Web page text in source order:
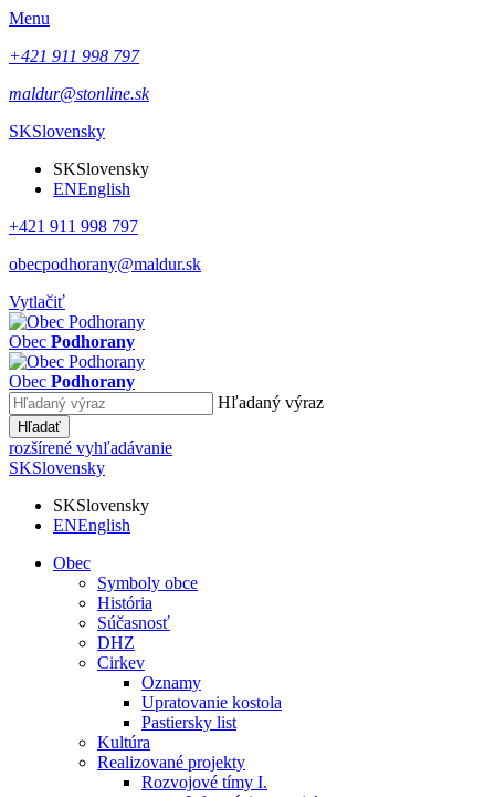
Menu
+421 911 998 797
maldur@stonline.sk
SKSlovensky
SKSlovensky
ENEnglish
+421 911 998 797
obecpodhorany@maldur.sk
Vytlačiť
Obec Podhorany
Obec Podhorany
Hľadaný výraz
Hľadať
rozšírené vyhľadávanie
SKSlovensky
SKSlovensky
ENEnglish
Obec
Symboly obce
História
Súčasnosť
DHZ
Cirkev
Oznamy
Upratovanie kostola
Pastiersky list
Kultúra
Realizované projekty
Rozvojové tímy I.